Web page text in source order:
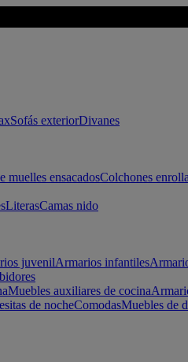
Sofás exteriorDivanes
muelles ensacadosColchones
LiterasCamas nido
juvenilArmarios infantiles
Muebles auxiliares de cocina
de nocheComodasMuebles de